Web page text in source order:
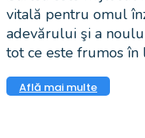
vitală pentru omul
adevărului şi a
tot ce este frumos în
Află mai multe